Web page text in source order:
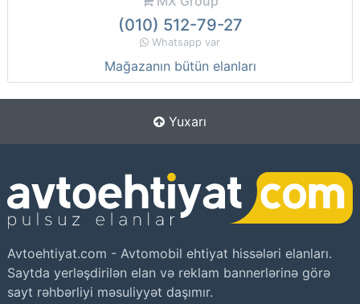
(010) 512-79-27
Whatsapp var
Mağazanın bütün elanları
Yuxarı
Avtoehtiyat.com - Avtomobil ehtiyat hissələri elanları.
Saytda yerləşdirilən elan və reklam bannerlərinə görə
sayt rəhbərliyi məsuliyyət daşımır.